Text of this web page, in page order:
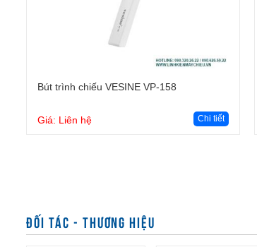
Giỏ hàng
Bút trình chiếu VESINE VP-158
Giá: Liên hệ Chi tiết
ĐỐI TÁC - THƯƠNG HIỆU